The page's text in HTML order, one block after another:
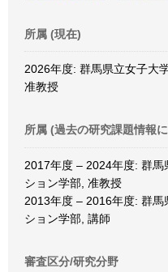
所属 (現在)
2026年度: 群馬県立女子大
准教授
所属 (過去の研究課題情報
2017年度 – 2024年度: 群
ション学部, 准教授
2013年度 – 2016年度: 群
ション学部, 講師
審査区分/研究分野